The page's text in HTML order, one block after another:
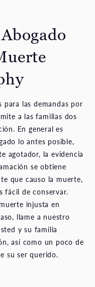
las demandas por
a las familias dos
En general es
lo antes posible,
agotador, la evidencia
se obtiene
que causo la muerte,
fácil de conservar.
injusta en
llame a nuestro
y su familia
así como un poco de
su ser querido.